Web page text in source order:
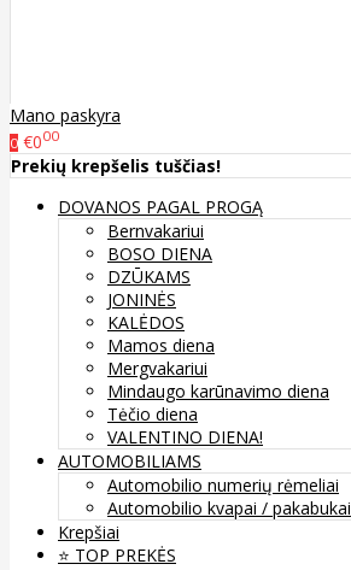
Mano paskyra
0 €000
Prekių krepšelis tuščias!
DOVANOS PAGAL PROGĄ
Bernvakariui
BOSO DIENA
DZŪKAMS
JONINĖS
KALĖDOS
Mamos diena
Mergvakariui
Mindaugo karūnavimo diena
Tėčio diena
VALENTINO DIENA!
AUTOMOBILIAMS
Automobilio numerių rėmeliai
Automobilio kvapai / pakabukai
Krepšiai
⭐️ TOP PREKĖS